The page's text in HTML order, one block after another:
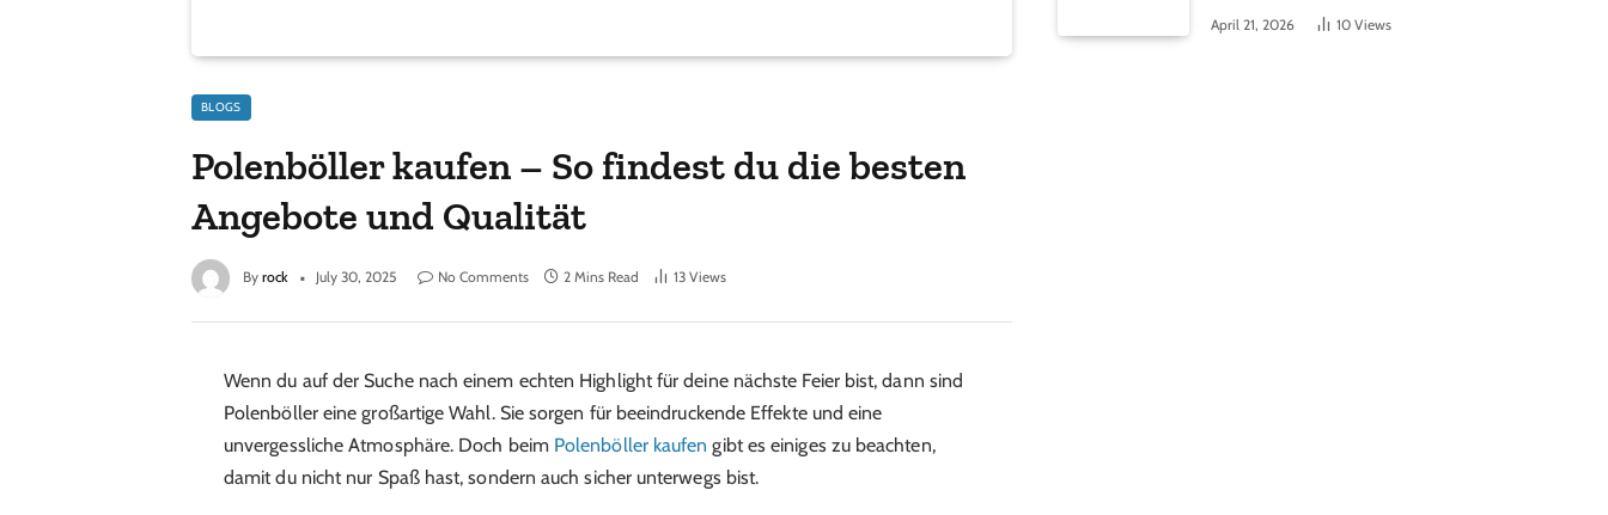
BLOGS
Polenböller kaufen – So findest du die besten
Angebote und Qualität
By rock July 30, 2025 No Comments 2 Mins Read 13 Views
Wenn du auf der Suche nach einem echten Highlight für deine nächste Feier bist, dann sind
Polenböller eine großartige Wahl. Sie sorgen für beeindruckende Effekte und eine
unvergessliche Atmosphäre. Doch beim Polenböller kaufen gibt es einiges zu beachten,
damit du nicht nur Spaß hast, sondern auch sicher unterwegs bist.
April 21, 2026 10 Views